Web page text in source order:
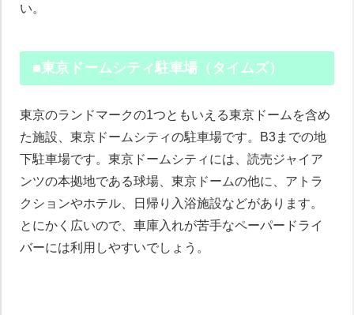
い。
■東京ドームシティ駐車場（タイムズ）
東京のランドマークの1つともいえる東京ドームを含め
た施設、東京ドームシティの駐車場です。B3までの地
下駐車場です。東京ドームシティには、読売ジャイア
ンツの本拠地である球場、東京ドームの他に、アトラ
クションやホテル、日帰り入浴施設などがあります。
とにかく広いので、車庫入れが苦手なペーパードライ
バーには利用しやすいでしょう。